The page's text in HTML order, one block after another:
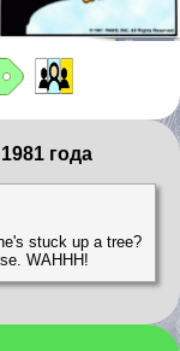
года
stuck up a tree?
WAHHH!